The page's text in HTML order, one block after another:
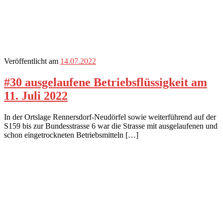
Veröffentlicht am 14.07.2022
#30 ausgelaufene Betriebsflüssigkeit am
11. Juli 2022
In der Ortslage Rennersdorf-Neudörfel sowie weiterführend auf der
S159 bis zur Bundesstrasse 6 war die Strasse mit ausgelaufenen und
schon eingetrockneten Betriebsmitteln […]